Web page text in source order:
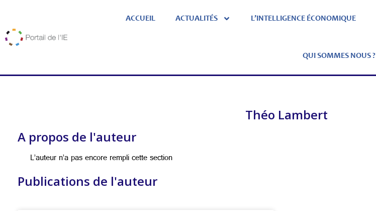
ACCUEIL ACTUALITÉS L’INTELLIGENCE ÉCONOMIQUE
QUI SOMMES NOUS ?
Théo Lambert
A propos de l'auteur
L’auteur n’a pas encore rempli cette section
Publications de l'auteur